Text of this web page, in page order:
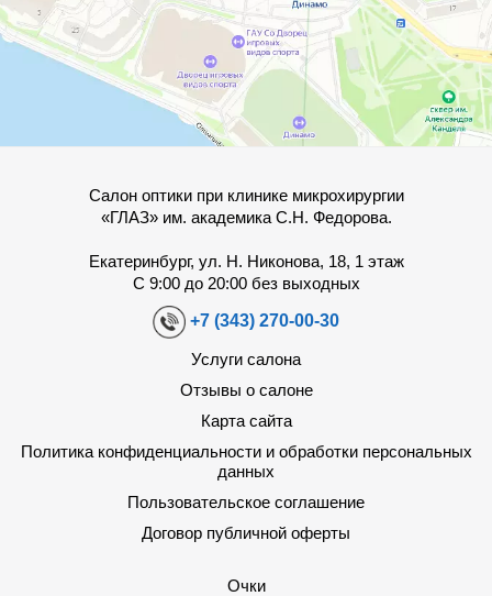
Салон оптики при клинике микрохирургии
«ГЛАЗ» им. академика С.Н. Федорова.
Екатеринбург, ул. Н. Никонова, 18, 1 этаж
С 9:00 до 20:00 без выходных
+7 (343) 270-00-30
Услуги салона
Отзывы о салоне
Карта сайта
Политика конфиденциальности и обработки персональных
данных
Пользовательское соглашение
Договор публичной оферты
Очки